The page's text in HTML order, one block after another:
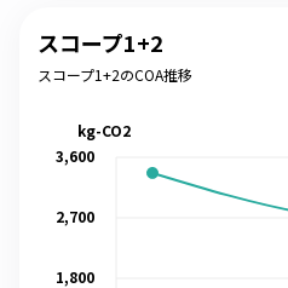
スコープ1+2
スコープ1+2のCOA推移
1,800
2,700
3,600
kg-CO2